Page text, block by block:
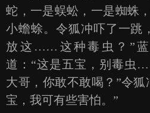
蛇，一是蜈蚣，一是蜘蛛
小蟾蜍。令狐冲吓了一跳
放这……这种毒虫？”
道：“这是五宝，别毒虫
大哥，你敢不敢喝？”令
宝，我可有些害怕。”